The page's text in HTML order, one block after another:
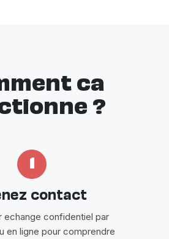
ca
?
contact
echange confidentiel par
en ligne pour comprendre